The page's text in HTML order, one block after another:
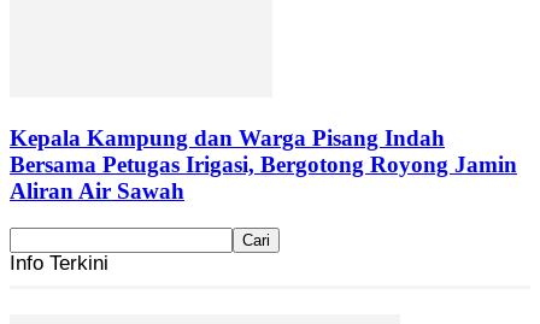
Kepala Kampung dan Warga Pisang Indah
Bersama Petugas Irigasi, Bergotong Royong Jamin
Aliran Air Sawah
Info Terkini